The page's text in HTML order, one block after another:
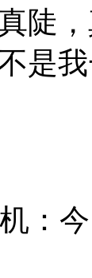
陡
是
：